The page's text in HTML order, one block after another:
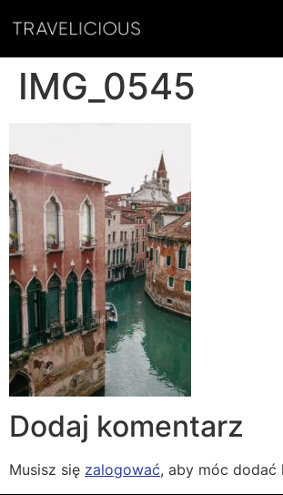
IMG_0545
Dodaj komentarz
Musisz się zalogować, aby móc dodać